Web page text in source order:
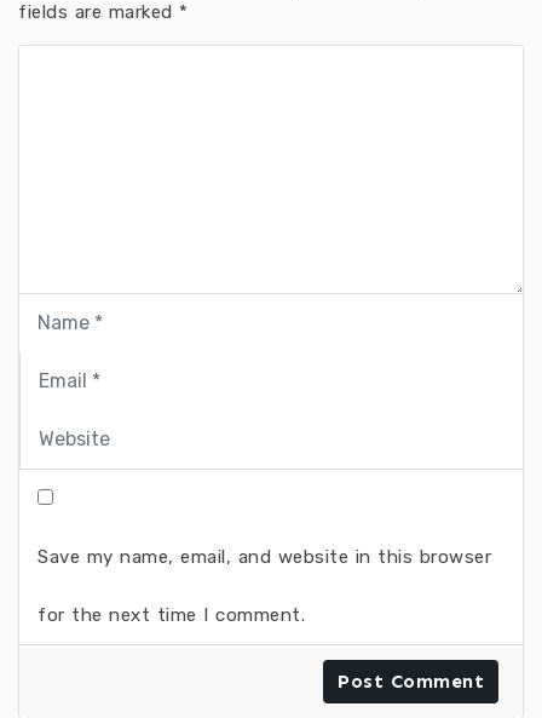
fields are marked *
Save my name, email, and website in this browser
for the next time I comment.